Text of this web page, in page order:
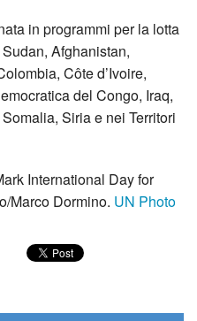
in programmi per la lotta
Afghanistan,
Côte d’Ivoire,
del Congo, Iraq,
Siria e nei Territori
International Day for
Marco Dormino. UN Photo